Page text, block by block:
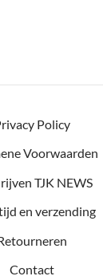
Policy
Voorwaarden
TJK NEWS
en verzending
Contact